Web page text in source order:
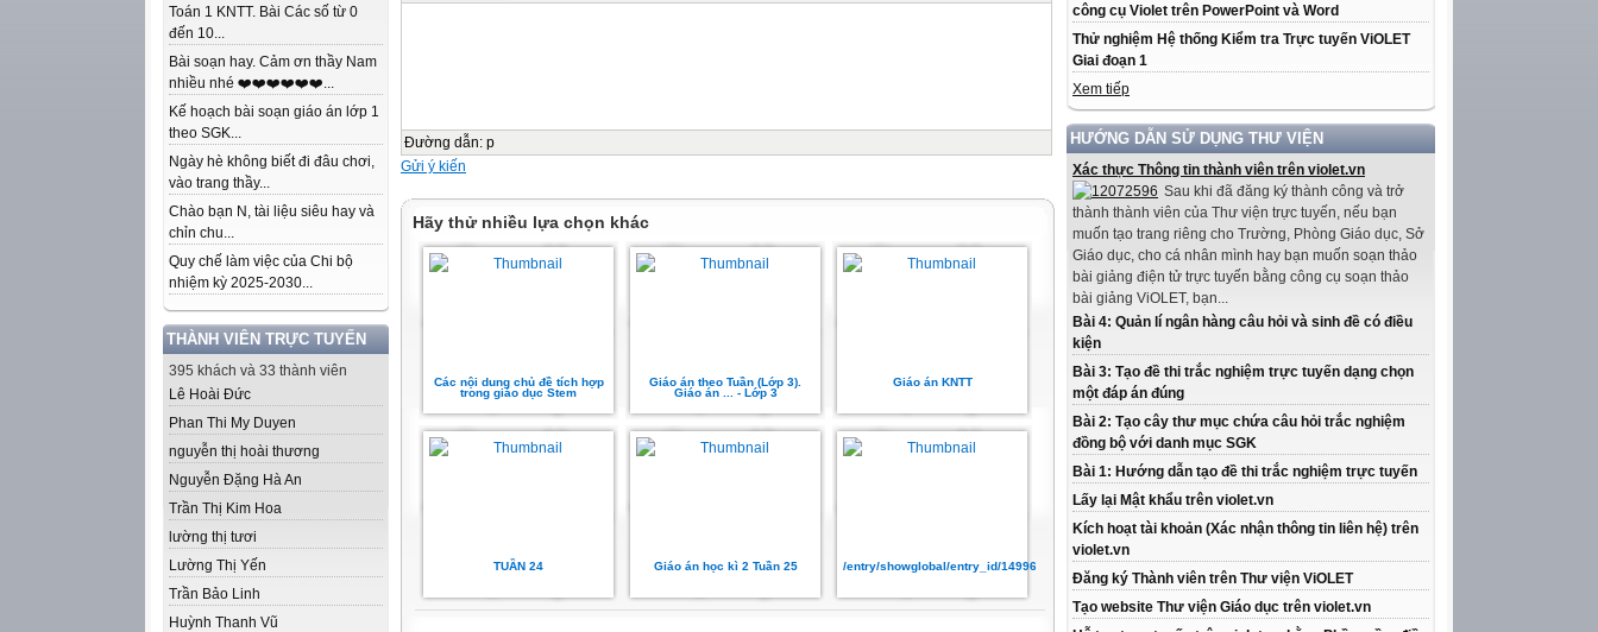
Toán 1 KNTT. Bài Các số từ 0
đến 10...
Bài soạn hay. Cảm ơn thầy Nam
nhiều nhé ❤️❤️❤️❤️❤️❤️...
Kế hoạch bài soạn giáo án lớp 1
theo SGK...
Ngày hè không biết đi đâu chơi,
vào trang thầy...
Chào bạn N, tài liệu siêu hay và
chỉn chu...
Quy chế làm việc của Chi bộ
nhiệm kỳ 2025-2030...
THÀNH VIÊN TRỰC TUYẾN
395 khách và 33 thành viên
Lê Hoài Đức
Phan Thi My Duyen
nguyễn thị hoài thương
Nguyễn Đặng Hà An
Trần Thị Kim Hoa
lường thị tươi
Lường Thị Yến
Trần Bảo Linh
Huỳnh Thanh Vũ
công cụ Violet trên PowerPoint và Word
Thử nghiệm Hệ thống Kiểm tra Trực tuyến ViOLET
Giai đoạn 1
Xem tiếp
HƯỚNG DẪN SỬ DỤNG THƯ VIỆN
Xác thực Thông tin thành viên trên violet.vn
Sau khi đã đăng ký thành công và trở
thành thành viên của Thư viện trực tuyến, nếu bạn
muốn tạo trang riêng cho Trường, Phòng Giáo dục, Sở
Giáo dục, cho cá nhân mình hay bạn muốn soạn thảo
bài giảng điện tử trực tuyến bằng công cụ soạn thảo
bài giảng ViOLET, bạn...
Bài 4: Quản lí ngân hàng câu hỏi và sinh đề có điều
kiện
Bài 3: Tạo đề thi trắc nghiệm trực tuyến dạng chọn
một đáp án đúng
Bài 2: Tạo cây thư mục chứa câu hỏi trắc nghiệm
đồng bộ với danh mục SGK
Bài 1: Hướng dẫn tạo đề thi trắc nghiệm trực tuyến
Lấy lại Mật khẩu trên violet.vn
Kích hoạt tài khoản (Xác nhận thông tin liên hệ) trên
violet.vn
Đăng ký Thành viên trên Thư viện ViOLET
Tạo website Thư viện Giáo dục trên violet.vn
Đường dẫn: p
Gửi ý kiến
Hãy thử nhiều lựa chọn khác
Các nội dung chủ đề tích hợp
trong giáo dục Stem
Giáo án theo Tuần (Lớp 3).
Giáo án ... - Lớp 3
Giáo án KNTT
TUẦN 24 Giáo án học kì 2 Tuần 25 /entry/showglobal/entry_id/14996552